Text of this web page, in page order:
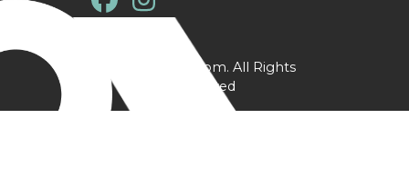
@ YPtrainer.com. All Rights
Reserved